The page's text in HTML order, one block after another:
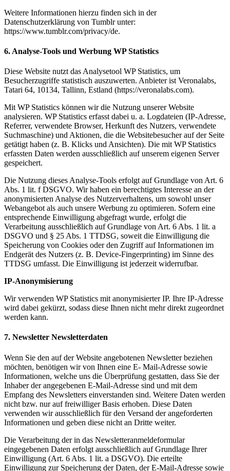
Weitere Informationen hierzu finden sich in der
Datenschutzerklärung von Tumblr unter:
https://www.tumblr.com/privacy/de.
6. Analyse-Tools und Werbung WP Statistics
Diese Website nutzt das Analysetool WP Statistics, um
Besucherzugriffe statistisch auszuwerten. Anbieter ist Veronalabs,
Tatari 64, 10134, Tallinn, Estland (https://veronalabs.com).
Mit WP Statistics können wir die Nutzung unserer Website
analysieren. WP Statistics erfasst dabei u. a. Logdateien (IP-Adresse,
Referrer, verwendete Browser, Herkunft des Nutzers, verwendete
Suchmaschine) und Aktionen, die die Websitebesucher auf der Seite
getätigt haben (z. B. Klicks und Ansichten). Die mit WP Statistics
erfassten Daten werden ausschließlich auf unserem eigenen Server
gespeichert.
Die Nutzung dieses Analyse-Tools erfolgt auf Grundlage von Art. 6
Abs. 1 lit. f DSGVO. Wir haben ein berechtigtes Interesse an der
anonymisierten Analyse des Nutzerverhaltens, um sowohl unser
Webangebot als auch unsere Werbung zu optimieren. Sofern eine
entsprechende Einwilligung abgefragt wurde, erfolgt die
Verarbeitung ausschließlich auf Grundlage von Art. 6 Abs. 1 lit. a
DSGVO und § 25 Abs. 1 TTDSG, soweit die Einwilligung die
Speicherung von Cookies oder den Zugriff auf Informationen im
Endgerät des Nutzers (z. B. Device-Fingerprinting) im Sinne des
TTDSG umfasst. Die Einwilligung ist jederzeit widerrufbar.
IP-Anonymisierung
Wir verwenden WP Statistics mit anonymisierter IP. Ihre IP-Adresse
wird dabei gekürzt, sodass diese Ihnen nicht mehr direkt zugeordnet
werden kann.
7. Newsletter Newsletterdaten
Wenn Sie den auf der Website angebotenen Newsletter beziehen
möchten, benötigen wir von Ihnen eine E- Mail-Adresse sowie
Informationen, welche uns die Überprüfung gestatten, dass Sie der
Inhaber der angegebenen E-Mail-Adresse sind und mit dem
Empfang des Newsletters einverstanden sind. Weitere Daten werden
nicht bzw. nur auf freiwilliger Basis erhoben. Diese Daten
verwenden wir ausschließlich für den Versand der angeforderten
Informationen und geben diese nicht an Dritte weiter.
Die Verarbeitung der in das Newsletteranmeldeformular
eingegebenen Daten erfolgt ausschließlich auf Grundlage Ihrer
Einwilligung (Art. 6 Abs. 1 lit. a DSGVO). Die erteilte
Einwilligung zur Speicherung der Daten, der E-Mail-Adresse sowie